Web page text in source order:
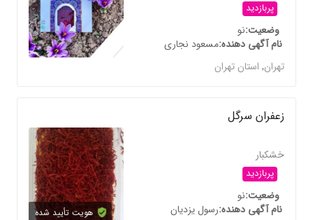
پربازدید
وضعیتنو
نام آگهی دهندهمسعود نجاری
تهران,استان تهران
زعفران سرگل
خشکبار
پربازدید
وضعیتنو
نام آگهی دهندهرسول یزدیان
هویت تأیید شده